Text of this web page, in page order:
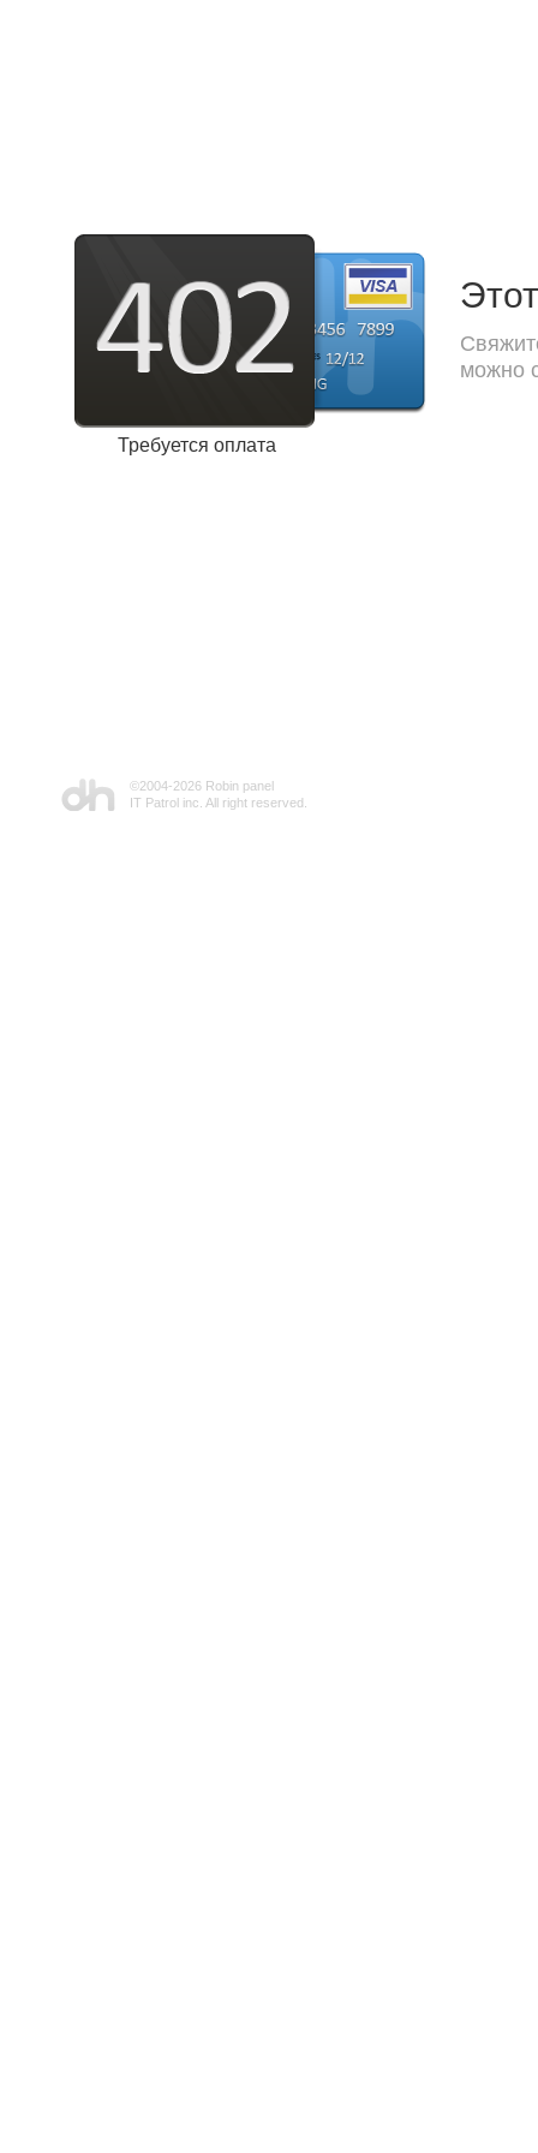
Требуется оплата
можно
©2004-2026 Robin panel
IT Patrol inc. All right reserved.